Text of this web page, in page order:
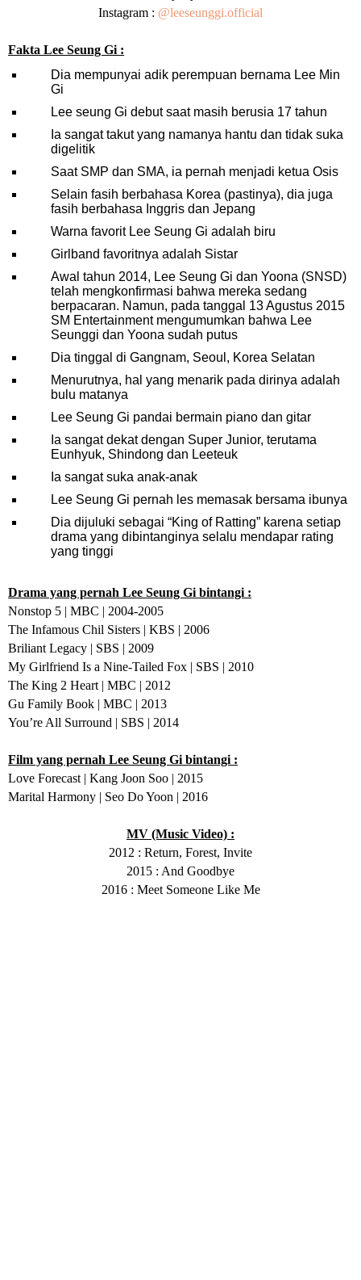
Instagram : @leeseunggi.official
Fakta Lee Seung Gi :
Dia mempunyai adik perempuan bernama Lee Min
Gi
Lee seung Gi debut saat masih berusia 17 tahun
Ia sangat takut yang namanya hantu dan tidak suka
digelitik
Saat SMP dan SMA, ia pernah menjadi ketua Osis
Selain fasih berbahasa Korea (pastinya), dia juga
fasih berbahasa Inggris dan Jepang
Warna favorit Lee Seung Gi adalah biru
Girlband favoritnya adalah Sistar
Awal tahun 2014, Lee Seung Gi dan Yoona (SNSD)
telah mengkonfirmasi bahwa mereka sedang
berpacaran. Namun, pada tanggal 13 Agustus 2015
SM Entertainment mengumumkan bahwa Lee
Seunggi dan Yoona sudah putus
Dia tinggal di Gangnam, Seoul, Korea Selatan
Menurutnya, hal yang menarik pada dirinya adalah
bulu matanya
Lee Seung Gi pandai bermain piano dan gitar
Ia sangat dekat dengan Super Junior, terutama
Eunhyuk, Shindong dan Leeteuk
Ia sangat suka anak-anak
Lee Seung Gi pernah les memasak bersama ibunya
Dia dijuluki sebagai “King of Ratting” karena setiap
drama yang dibintanginya selalu mendapar rating
yang tinggi
Drama yang pernah Lee Seung Gi bintangi :
Nonstop 5 | MBC | 2004-2005
The Infamous Chil Sisters | KBS | 2006
Briliant Legacy | SBS | 2009
My Girlfriend Is a Nine-Tailed Fox | SBS | 2010
The King 2 Heart | MBC | 2012
Gu Family Book | MBC | 2013
You’re All Surround | SBS | 2014
Film yang pernah Lee Seung Gi bintangi :
Love Forecast | Kang Joon Soo | 2015
Marital Harmony | Seo Do Yoon | 2016
MV (Music Video) :
2012 : Return, Forest, Invite
2015 : And Goodbye
2016 : Meet Someone Like Me